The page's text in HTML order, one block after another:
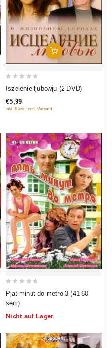
In Den Warenkorb
of
Iszelenie ljubowju (2 DVD)
€5,99
inkl. Mwst., zzgl. Versand
out
5
Pjat minut do metro 3 (41-60
serii)
Nicht auf Lager